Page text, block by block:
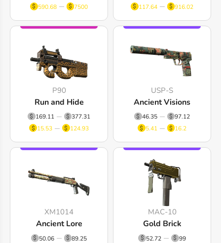
590.68
7500
117.64
916.02
P90
Run and Hide
169.11
377.31
15.53
124.93
USP-S
Ancient Visions
46.35
97.12
5.41
16.2
XM1014
Ancient Lore
50.06
89.25
MAC-10
Gold Brick
52.72
99